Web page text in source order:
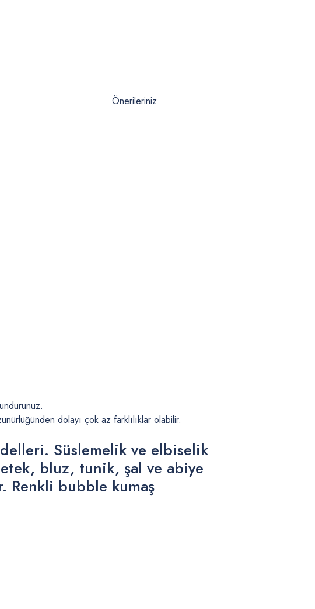
Önerileriniz
dolayı çok az farklılıklar olabilir.
Süslemelik ve elbiselik
etek, bluz, tunik, şal ve abiye
Renkli bubble kumaş